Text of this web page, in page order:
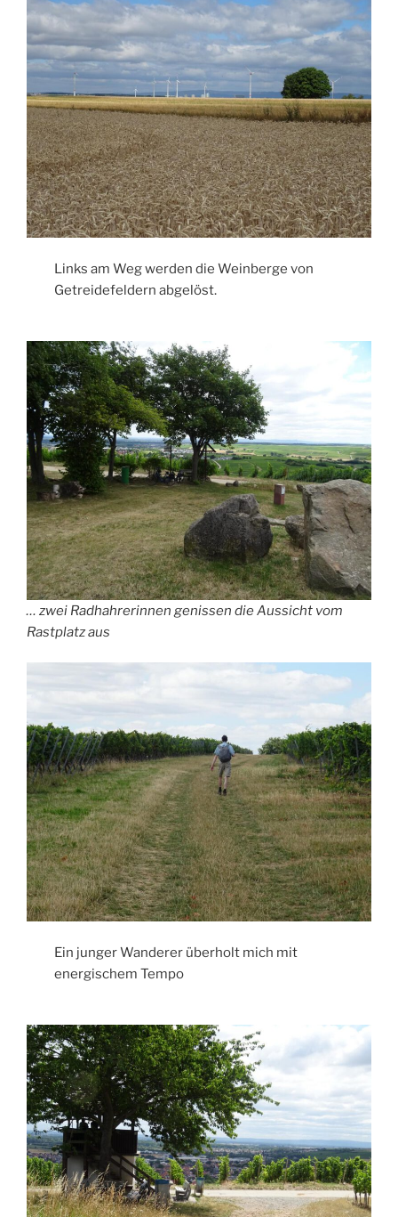
Links am Weg werden die Weinberge von
Getreidefeldern abgelöst.
… zwei Radhahrerinnen genissen die Aussicht vom
Rastplatz aus
Ein junger Wanderer überholt mich mit
energischem Tempo